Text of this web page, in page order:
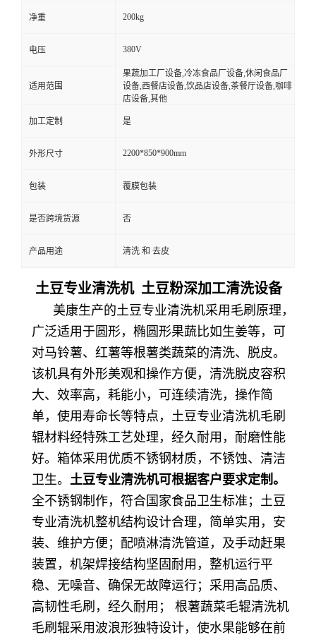
净重 200kg
电压 380V
适用范围
果蔬加工厂设备,冷冻食品厂设备,休闲食品厂
设备,西餐店设备,饮品店设备,茶餐厅设备,咖啡
店设备,其他
加工定制 是
外形尺寸 2200*850*900mm
包装 覆膜包装
是否跨境货源 否
产品用途 清洗 和 去皮
土豆专业清洗机 土豆粉深加工清洗设备
美康生产的土豆专业清洗机采用毛刷原理，
广泛适用于圆形，椭圆形果蔬比如生姜等，可
对马铃薯、红薯等根薯类蔬菜的清洗、脱皮。
该机具有外形美观和操作方便，清洗脱皮容积
大、效率高，耗能小，可连续清洗，操作简
单，使用寿命长等特点，土豆专业清洗机毛刷
辊材料经特殊工艺处理，经久耐用，耐磨性能
好。箱体采用优质不锈钢材质，不锈蚀、清洁
卫生。 土豆专业清洗机可根据客户要求定制。
全不锈钢制作，符合国家食品卫生标准；土豆
专业清洗机整机结构设计合理，简单实用，安
装、维护方便；配喷淋清洗管道，及手动赶果
装置，机架焊接结构坚固耐用，整机运行平
稳、无噪音、确保无故障运行；采用高品质、
高韧性毛刷，经久耐用； 根薯蔬菜毛辊清洗机
毛刷辊采用波浪形独特设计，使水果能够在前